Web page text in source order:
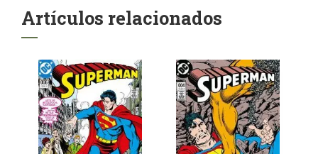
Artículos relacionados